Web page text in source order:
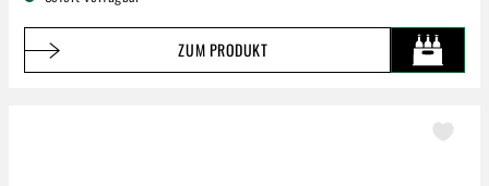
ZUM PRODUKT